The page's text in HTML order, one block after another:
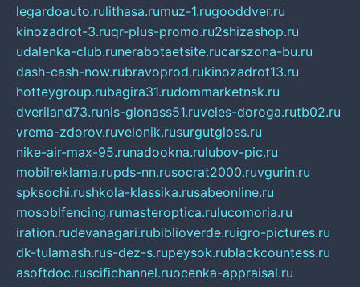
legardoauto.rulithasa.rumuz-1.rugooddver.ru
kinozadrot-3.ruqr-plus-promo.ru2shizashop.ru
udalenka-club.runerabotaetsite.rucarszona-bu.ru
dash-cash-now.rubravoprod.rukinozadrot13.ru
hotteygroup.rubagira31.rudommarketnsk.ru
dveriland73.runis-glonass51.ruveles-doroga.rutb02.ru
vrema-zdorov.ruvelonik.rusurgutgloss.ru
nike-air-max-95.runadookna.rulubov-pic.ru
mobilreklama.rupds-nn.rusocrat2000.ruvgurin.ru
spksochi.rushkola-klassika.rusabeonline.ru
mosoblfencing.rumasteroptica.rulucomoria.ru
iration.rudevanagari.rubiblioverde.ruigro-pictures.ru
dk-tulamash.rus-dez-s.rupeysok.rublackcountess.ru
asoftdoc.ruscifichannel.ruocenka-appraisal.ru